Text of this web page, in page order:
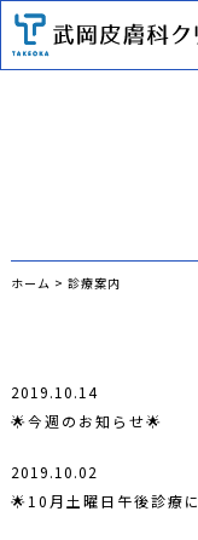
ホーム > 診療案内
2019.10.14
🌟今週のお知らせ🌟
2019.10.02
🌟10月土曜日午後診療